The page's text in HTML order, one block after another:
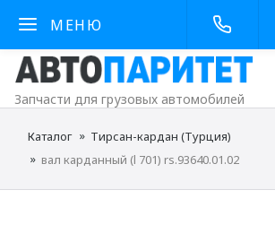
МЕНЮ
Запчасти для грузовых автомобилей
Каталог
Тирсан-кардан (Турция)
вал карданный (l 701) rs.93640.01.02